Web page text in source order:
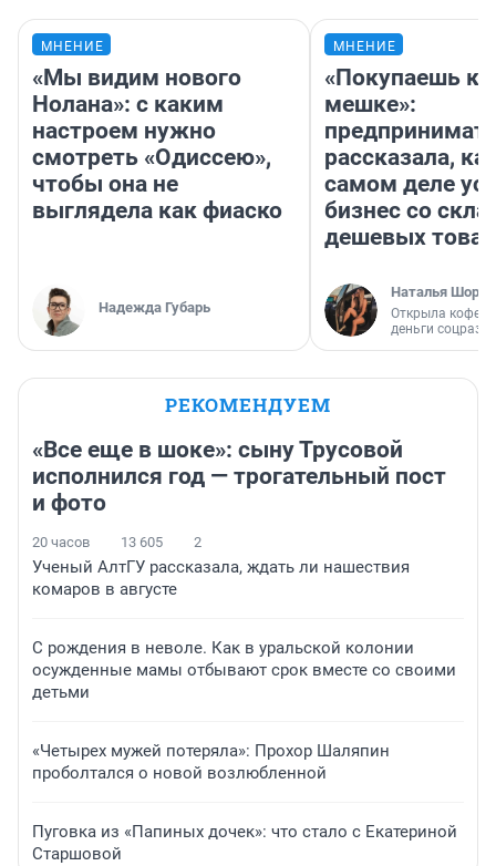
МНЕНИЕ
«Мы видим нового
Нолана»: с каким
настроем нужно
смотреть «Одиссею»,
чтобы она не
выглядела как фиаско
Надежда Губарь
МНЕНИЕ
«Покупаешь
мешке»:
рассказала,
самом деле
бизнес со
дешевых
Наталья
Открыла
деньги
РЕКОМЕНДУЕМ
«Все еще в шоке»: сыну Трусовой
исполнился год — трогательный пост
и фото
20 часов 13 605 2
Ученый АлтГУ рассказала, ждать ли нашествия
комаров в августе
С рождения в неволе. Как в уральской колонии
осужденные мамы отбывают срок вместе со своими
детьми
«Четырех мужей потеряла»: Прохор Шаляпин
проболтался о новой возлюбленной
Пуговка из «Папиных дочек»: что стало с Екатериной
Старшовой